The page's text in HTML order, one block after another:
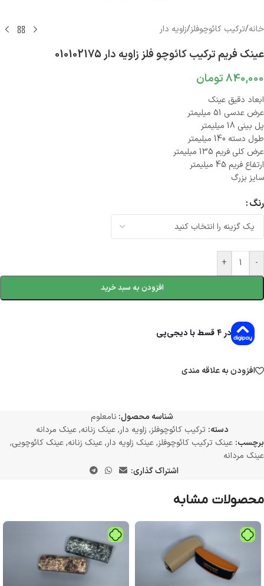
خانه/ترکیب کائوچوفلز/زاویه دار
عینک فریم ترکیب کائوچو فلز زاویه دار 010102175
840,000تومان
ابعاد دقیق عینک
عرض عدسی 51 میلیمتر
پل بینی 18 میلیمتر
طول دسته 140 میلیمتر
عرض کلی فریم 135 میلیمتر
ارتفاع فریم 45 میلیمتر
سایز بزرگ
رنگ
-
+
افزودن به سبد خرید
در ۴ قسط با دیجی‌پی
افزودن به علاقه مندی
شناسه محصول: نامعلوم
دسته: ترکیب کائوچوفلز, زاویه دار, عینک زنانه, عینک مردانه
برچسب: عینک ترکیب کائوچوفلز,عینک زاویه دار,عینک زنانه,عینک کائوچویی,
عینک مردانه
اشتراک گذاری:
محصولات مشابه